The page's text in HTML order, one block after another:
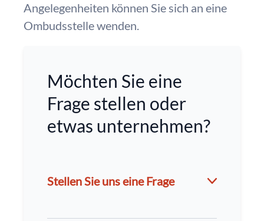
Angelegenheiten können Sie sich an eine
Ombudsstelle wenden.
Möchten Sie eine
Frage stellen oder
etwas unternehmen?
Stellen Sie uns eine Frage